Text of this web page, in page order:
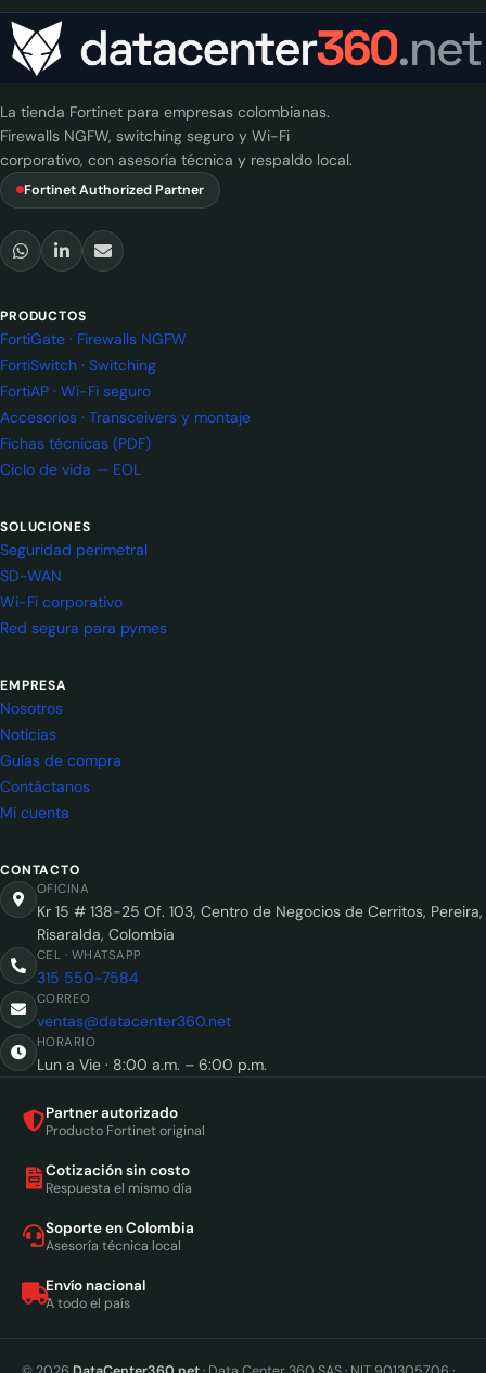
La tienda Fortinet para empresas colombianas.
Firewalls NGFW, switching seguro y Wi-Fi
corporativo, con asesoría técnica y respaldo local.
Fortinet Authorized Partner
PRODUCTOS
FortiGate · Firewalls NGFW
FortiSwitch · Switching
FortiAP · Wi-Fi seguro
Accesorios · Transceivers y montaje
Fichas técnicas (PDF)
Ciclo de vida — EOL
SOLUCIONES
Seguridad perimetral
SD-WAN
Wi-Fi corporativo
Red segura para pymes
EMPRESA
Nosotros
Noticias
Guías de compra
Contáctanos
Mi cuenta
CONTACTO
OFICINA
Kr 15 # 138-25 Of. 103, Centro de Negocios de Cerritos, Pereira,
Risaralda, Colombia
CEL · WHATSAPP
315 550-7584
CORREO
ventas@datacenter360.net
HORARIO
Lun a Vie · 8:00 a.m. – 6:00 p.m.
Partner autorizado
Producto Fortinet original
Cotización sin costo
Respuesta el mismo día
Soporte en Colombia
Asesoría técnica local
Envío nacional
A todo el país